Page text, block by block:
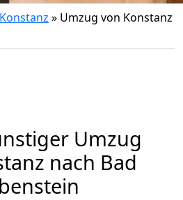
» Umzug von Konstanz
Umzug
nach Bad